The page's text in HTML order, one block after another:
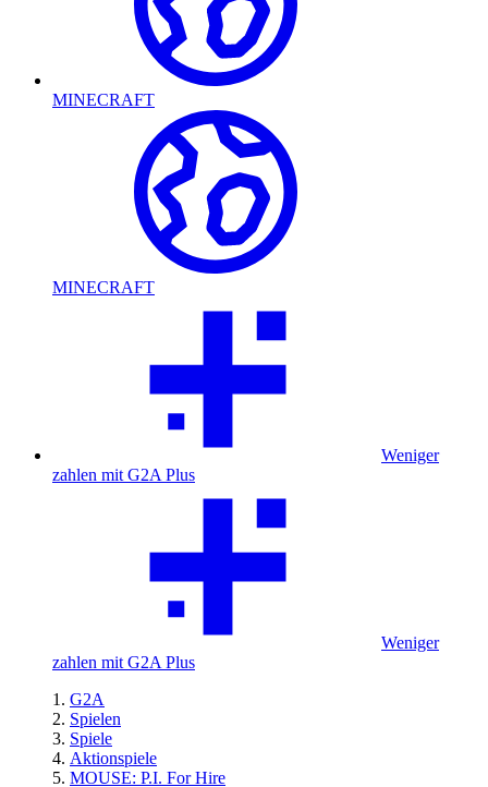
MINECRAFT
MINECRAFT
Weniger
zahlen mit G2A Plus
Weniger
zahlen mit G2A Plus
G2A
Spielen
Spiele
Aktionspiele
MOUSE: P.I. For Hire